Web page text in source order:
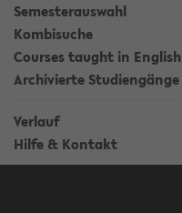
Semesterauswahl
Kombisuche
Courses taught in English
Archivierte Studiengänge
Verlauf
Hilfe & Kontakt